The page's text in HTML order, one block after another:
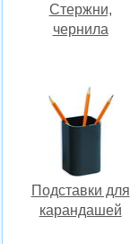
Стержни,
чернила
Подставки для
карандашей